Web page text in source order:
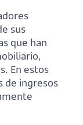
sus
que han
En estos
de ingresos